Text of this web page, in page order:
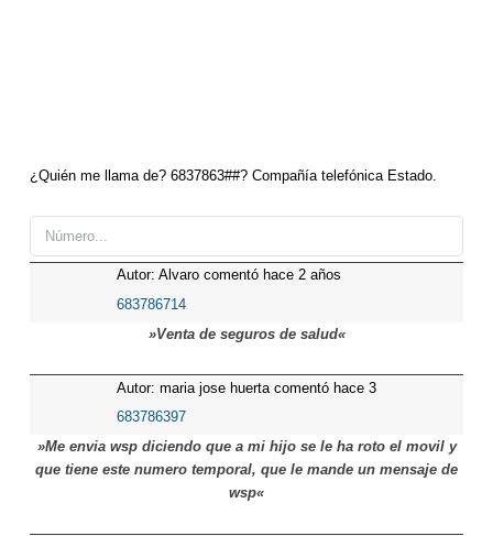
¿Quién me llama de? 6837863##? Compañía telefónica Estado.
Autor: Alvaro comentó hace 2 años
683786714
»Venta de seguros de salud«
Autor: maria jose huerta comentó hace 3
años
683786397
»Me envia wsp diciendo que a mi hijo se le ha roto el movil y
que tiene este numero temporal, que le mande un mensaje de
wsp«